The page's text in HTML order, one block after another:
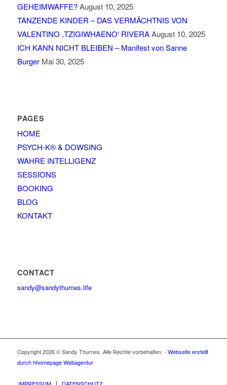
GEHEIMWAFFE? August 10, 2025
TANZENDE KINDER – DAS VERMÄCHTNIS VON
VALENTINO ,TZIGIWHAENO‘ RIVERA August 10, 2025
ICH KANN NICHT BLEIBEN – Manifest von Sanne
Burger Mai 30, 2025
PAGES
HOME
PSYCH-K® & DOWSING
WAHRE INTELLIGENZ
SESSIONS
BOOKING
BLOG
KONTAKT
CONTACT
sandy@sandythurnes.life
Copyright 2026 © Sandy Thurnes. Alle Rechte vorbehalten. - Webseite erstellt
durch hhomepage Webagentur